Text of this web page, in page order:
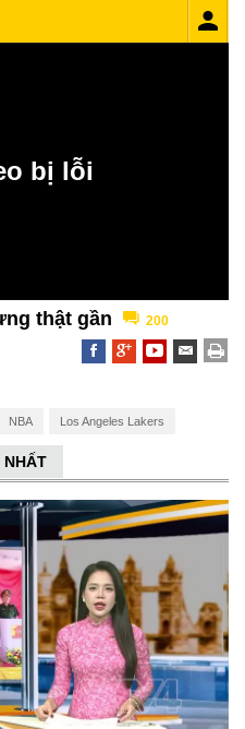
thật gần 200
NBA Los Angeles Lakers
NHẤT